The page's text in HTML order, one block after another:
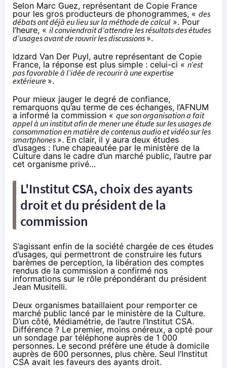
Selon Marc Guez, représentant de Copie France
pour les gros producteurs de phonogrammes, « des
débats ont déjà eu lieu sur la méthode de calcul ». Pour
l’heure, « il conviendrait d’attendre les résultats des études
d’usages avant de rouvrir les discussions ».
Idzard Van Der Puyl, autre représentant de Copie
France, la réponse est plus simple : celui-ci « n’est
pas favorable à l’idée de recourir à une expertise
extérieure ».
Pour mieux jauger le degré de confiance,
remarquons qu’au terme de ces échanges, l’AFNUM
a informé la commission « que son organisation a fait
appel à un institut afin de mener une étude sur les usages de
consommation en matière de contenus audio et vidéo sur les
smartphones ». En clair, il y aura deux études
d’usages : l’une chapeautée par le ministère de la
Culture dans le cadre d’un marché public, l’autre par
cet organisme privé…
L'Institut CSA, choix des ayants
droit et du président de la
commission
S’agissant enfin de la société chargée de ces études
d’usages, qui permettront de construire les futurs
barèmes de perception, la libération des comptes
rendus de la commission a confirmé nos
informations sur le rôle prépondérant du président
Jean Musitelli.
Deux organismes bataillaient pour remporter ce
marché public lancé par le ministère de la Culture.
D’un côté, Médiamétrie, de l’autre l’Institut CSA.
Différence ? Le premier, moins onéreux, a opté pour
un sondage par téléphone auprès de 1 000
personnes. Le second préfère une étude à domicile
auprès de 600 personnes, plus chère. Seul l’Institut
CSA avait les faveurs des ayants droit.